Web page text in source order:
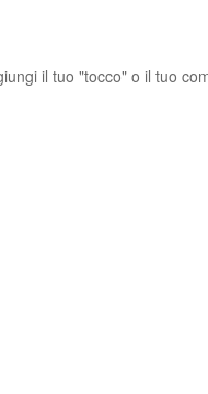
il tuo "tocco" o il tuo